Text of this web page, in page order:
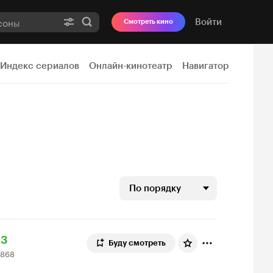
Смотреть кино Войти
Индекс сериалов Онлайн-кинотеатр Навигатор
По порядку
Буду смотреть